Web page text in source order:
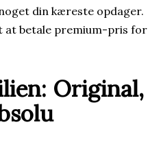
din kæreste opdager.
at betale premium-pris for
Original,